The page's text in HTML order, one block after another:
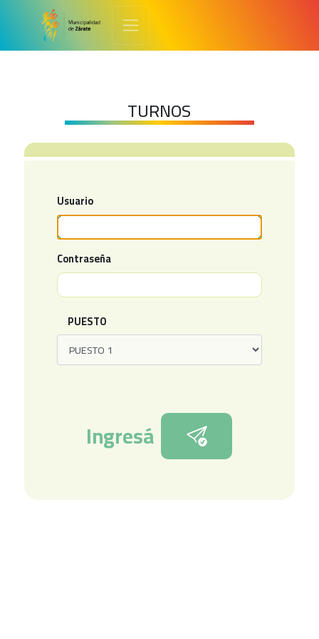
TURNOS
Usuario
Contraseña
PUESTO
Ingresá